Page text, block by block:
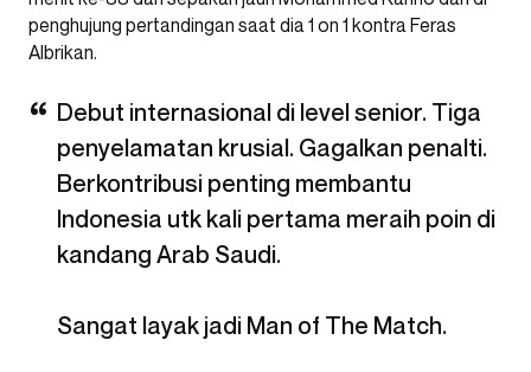
penghujung pertandingan saat dia 1 on 1 kontra Feras
Albrikan.
Debut internasional di level senior. Tiga
penyelamatan krusial. Gagalkan penalti.
Berkontribusi penting membantu
Indonesia utk kali pertama meraih poin di
kandang Arab Saudi.
Sangat layak jadi Man of The Match.